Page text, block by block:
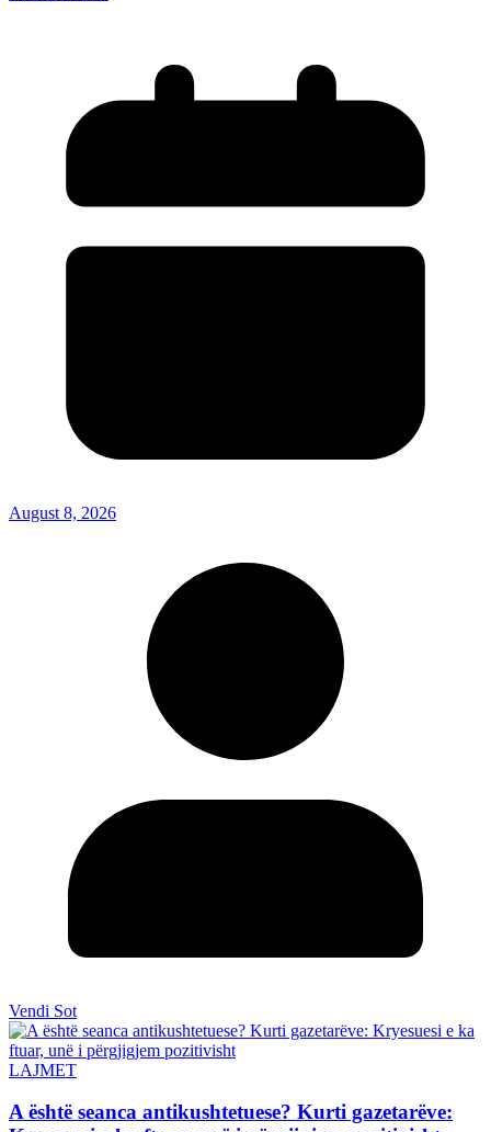
August 8, 2026
Vendi Sot
LAJMET
A është seanca antikushtetuese? Kurti gazetarëve: